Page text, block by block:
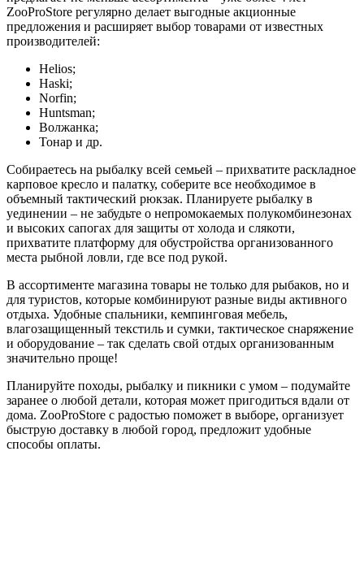
ZooProStore регулярно делает выгодные акционные
предложения и расширяет выбор товарами от известных
производителей:
Helios;
Haski;
Norfin;
Huntsman;
Волжанка;
Тонар и др.
Собираетесь на рыбалку всей семьей – прихватите раскладное
карповое кресло и палатку, соберите все необходимое в
объемный тактический рюкзак. Планируете рыбалку в
уединении – не забудьте о непромокаемых полукомбинезонах
и высоких сапогах для защиты от холода и слякоти,
прихватите платформу для обустройства организованного
места рыбной ловли, где все под рукой.
В ассортименте магазина товары не только для рыбаков, но и
для туристов, которые комбинируют разные виды активного
отдыха. Удобные спальники, кемпинговая мебель,
влагозащищенный текстиль и сумки, тактическое снаряжение
и оборудование – так сделать свой отдых организованным
значительно проще!
Планируйте походы, рыбалку и пикники с умом – подумайте
заранее о любой детали, которая может пригодиться вдали от
дома. ZooProStore с радостью поможет в выборе, организует
быструю доставку в любой город, предложит удобные
способы оплаты.